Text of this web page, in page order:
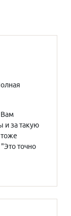
Вам
и за такую
точно